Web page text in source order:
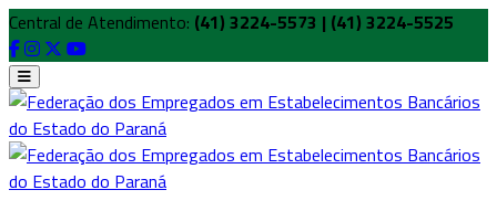
Central de Atendimento: (41) 3224-5573 | (41) 3224-5525